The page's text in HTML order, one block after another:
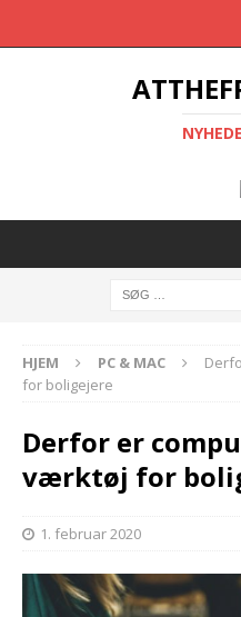
HJEM PC & MAC
for boligejere
Derfor er
værktøj for
1. februar 2020